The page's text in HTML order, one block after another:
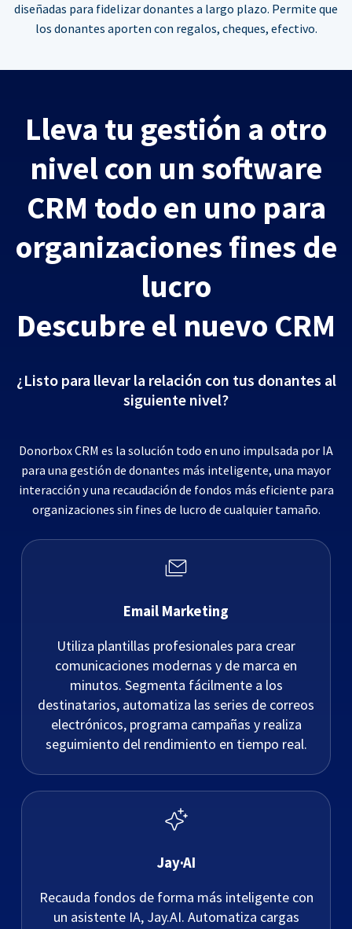
diseñadas para fidelizar donantes a largo plazo. Permite que
los donantes aporten con regalos, cheques, efectivo.
Lleva tu gestión a otro
nivel con un software
CRM todo en uno para
organizaciones fines de
lucro
Descubre el nuevo CRM
¿Listo para llevar la relación con tus donantes al
siguiente nivel?
Donorbox CRM es la solución todo en uno impulsada por IA
para una gestión de donantes más inteligente, una mayor
interacción y una recaudación de fondos más eficiente para
organizaciones sin fines de lucro de cualquier tamaño.
Email Marketing
Utiliza plantillas profesionales para crear
comunicaciones modernas y de marca en
minutos. Segmenta fácilmente a los
destinatarios, automatiza las series de correos
electrónicos, programa campañas y realiza
seguimiento del rendimiento en tiempo real.
Jay·AI
Recauda fondos de forma más inteligente con
un asistente IA, Jay.AI. Automatiza cargas